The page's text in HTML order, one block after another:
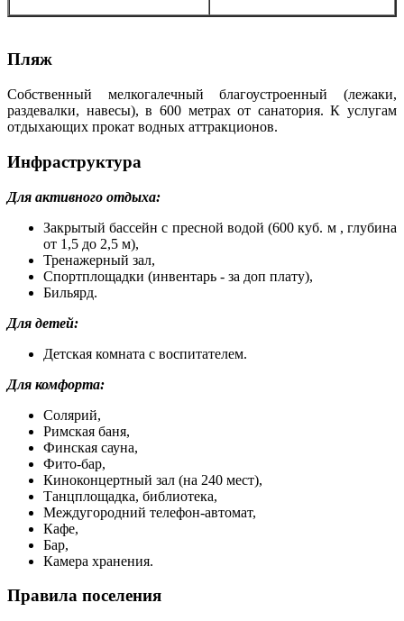
Пляж
Собственный мелкогалечный благоустроенный (лежаки,
раздевалки, навесы), в 600 метрах от санатория. К услугам
отдыхающих прокат водных аттракционов.
Инфраструктура
Для активного отдыха:
Закрытый бассейн с пресной водой (600 куб. м , глубина
от 1,5 до 2,5 м),
Тренажерный зал,
Спортплощадки (инвентарь - за доп плату),
Бильярд.
Для детей:
Детская комната с воспитателем.
Для комфорта:
Солярий,
Римская баня,
Финская сауна,
Фито-бар,
Киноконцертный зал (на 240 мест),
Танцплощадка, библиотека,
Междугородний телефон-автомат,
Кафе,
Бар,
Камера хранения.
Правила поселения